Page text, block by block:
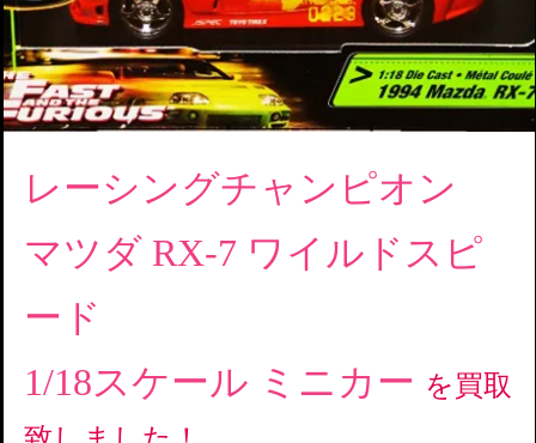
レーシングチャンピオン
マツダ RX-7 ワイルドスピ
ード
1/18スケール ミニカー を買取